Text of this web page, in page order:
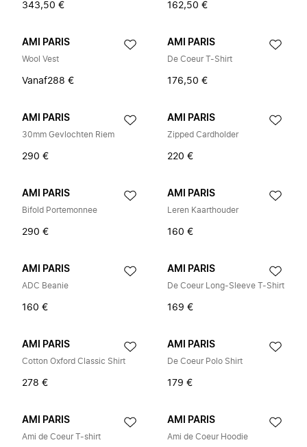
343,50 € 162,50 €
AMI PARIS
Wool Vest
Vanaf288 €
AMI PARIS
De Coeur T-Shirt
176,50 €
AMI PARIS
30mm Gevlochten Riem
290 €
AMI PARIS
Zipped Cardholder
220 €
AMI PARIS
Bifold Portemonnee
290 €
AMI PARIS
Leren Kaarthouder
160 €
AMI PARIS
ADC Beanie
160 €
AMI PARIS
De Coeur Long-Sleeve T-Shirt
169 €
AMI PARIS
Cotton Oxford Classic Shirt
278 €
AMI PARIS
De Coeur Polo Shirt
179 €
AMI PARIS
Ami de Coeur T-shirt
AMI PARIS
Ami de Coeur Hoodie